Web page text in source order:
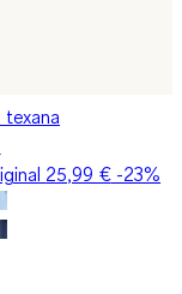
texana
25,99 €-23%